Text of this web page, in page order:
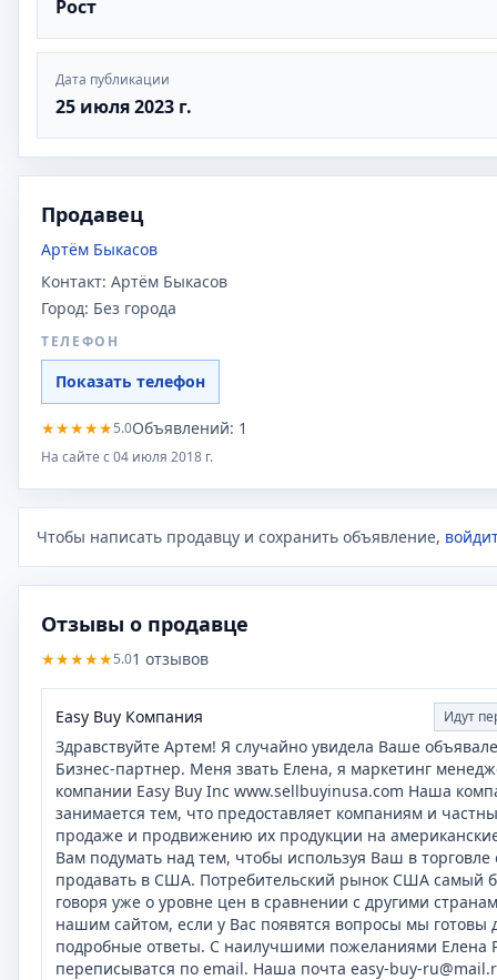
Рост
Дата публикации
25 июля 2023 г.
Продавец
Артём Быкасов
Контакт: Артём Быкасов
Город: Без города
ТЕЛЕФОН
Показать телефон
★★★★★5.0Объявлений: 1
На сайте с04 июля 2018 г.
Чтобы написать продавцу и сохранить объявление,
Отзывы о продавце
★★★★★5.01 отзывов
Easy Buy Компания Идут
Здравствуйте Артем! Я случайно увидела Ваше
Бизнес-партнер. Меня звать Елена, я маркетинг
компании Easy Buy Inc www.sellbuyinusa.com Наша
занимается тем, что предоставляет компаниям и
продаже и продвижению их продукции на
Вам подумать над тем, чтобы используя Ваш в
продавать в США. Потребительский рынок США самый
говоря уже о уровне цен в сравнении с другими
нашим сайтом, если у Вас появятся вопросы мы готовы
подробные ответы. С наилучшими пожеланиями Елена
переписыватся по email. Наша почта easy-buy-